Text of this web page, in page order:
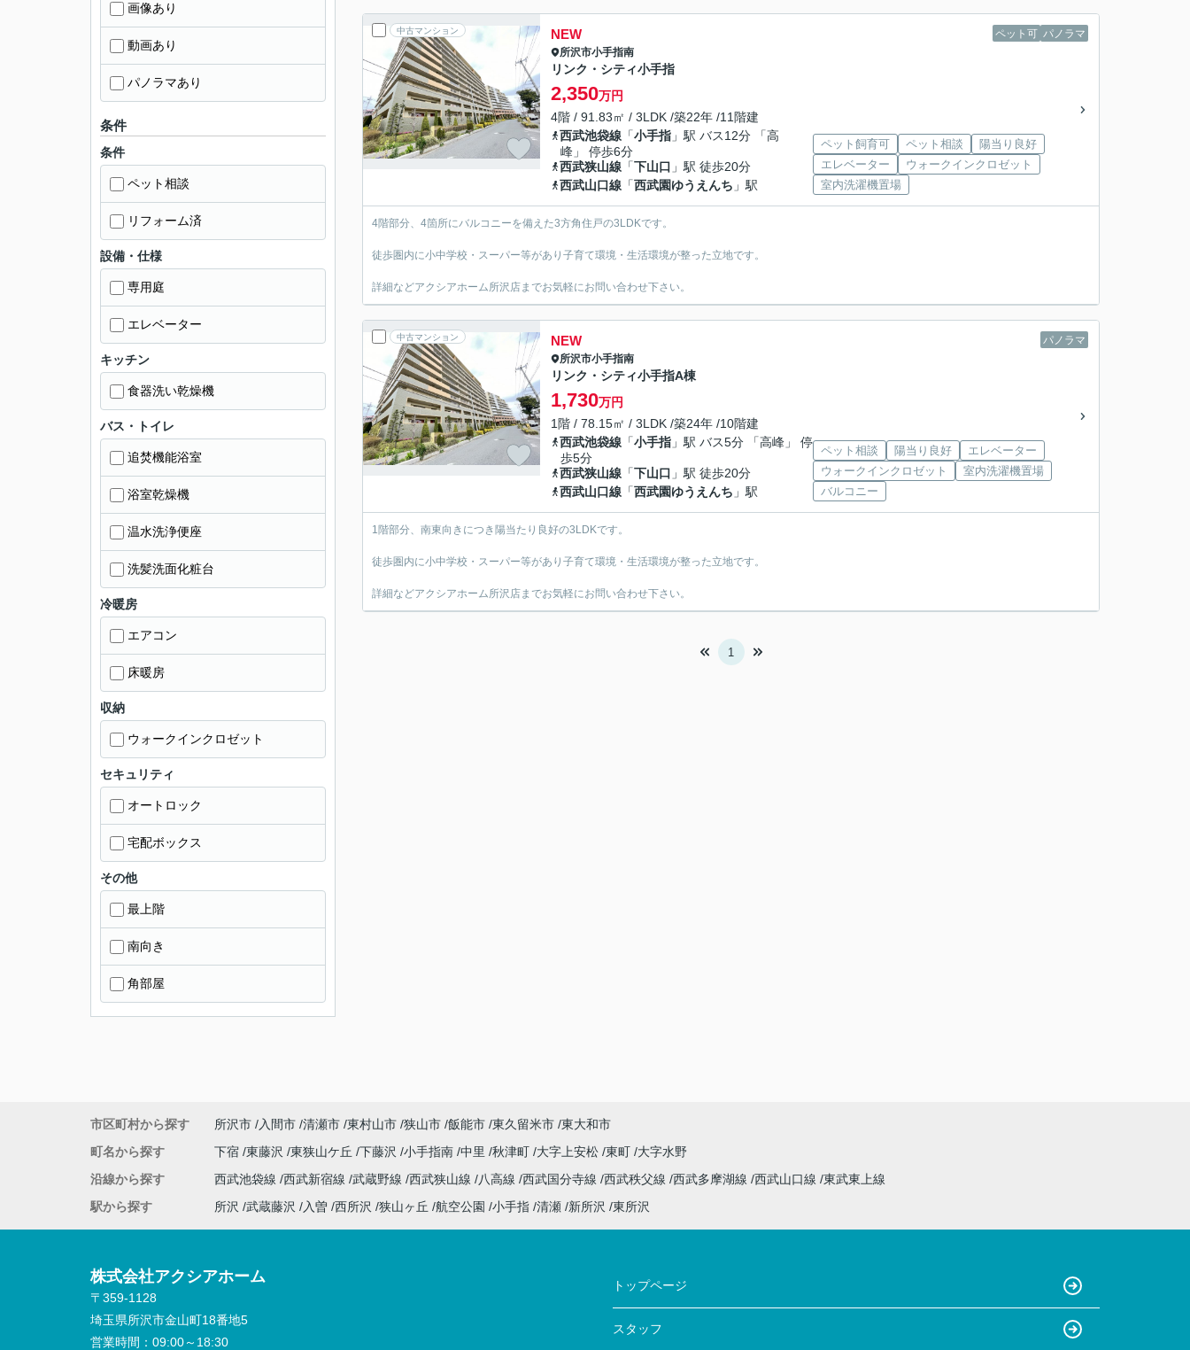
中古マンション ペット可 パノラマ
NEW
所沢市小手指南
リンク・シティ小手指
2,350万円
4階 / 91.83㎡ / 3LDK /築22年 /11階建
西武池袋線 「小手指 」駅 バス12分 「高
峰」 停歩6分
西武狭山線 「下山口 」駅 徒歩20分
西武山口線 「西武園ゆうえんち 」駅
ペット飼育可 ペット相談
陽当り良好
エレベーター
ウォークインクロゼット
室内洗濯機置場
4階部分、4箇所にバルコニーを備えた3方角住戸の3LDKです。
徒歩圏内に小中学校・スーパー等があり子育て環境・生活環境が整った立地です。
詳細などアクシアホーム所沢店までお気軽にお問い合わせ下さい。
中古マンション パノラマ
NEW
所沢市小手指南
リンク・シティ小手指A棟
1,730万円
1階 / 78.15㎡ / 3LDK /築24年 /10階建
西武池袋線 「小手指 」駅 バス5分 「高峰」 停
歩5分
西武狭山線 「下山口 」駅 徒歩20分
西武山口線 「西武園ゆうえんち 」駅
ペット相談 陽当り良好
エレベーター
ウォークインクロゼット
室内洗濯機置場
バルコニー
1階部分、南東向きにつき陽当たり良好の3LDKです。
徒歩圏内に小中学校・スーパー等があり子育て環境・生活環境が整った立地です。
詳細などアクシアホーム所沢店までお気軽にお問い合わせ下さい。
1
画像あり
動画あり
パノラマあり
条件
条件
ペット相談
リフォーム済
設備・仕様
専用庭
エレベーター
キッチン
食器洗い乾燥機
バス・トイレ
追焚機能浴室
浴室乾燥機
温水洗浄便座
洗髪洗面化粧台
冷暖房
エアコン
床暖房
収納
ウォークインクロゼット
セキュリティ
オートロック
宅配ボックス
その他
最上階
南向き
角部屋
市区町村から探す 所沢市 入間市 清瀬市 東村山市 狭山市 飯能市 東久留米市 東大和市
町名から探す
下宿 東藤沢 東狭山ケ丘 下藤沢 小手指南 中里 秋津町 大字上安松 東町 大字水野
沿線から探す
西武池袋線 西武新宿線 武蔵野線 西武狭山線 八高線 西武国分寺線 西武秩父線 西武多摩湖線 西武山口線 東武東上線
駅から探す
所沢 武蔵藤沢 入曽 西所沢 狭山ヶ丘 航空公園 小手指 清瀬 新所沢 東所沢
株式会社アクシアホーム
〒359-1128
埼玉県所沢市金山町18番地5
営業時間： 09:00～18:30
トップページ
スタッフ